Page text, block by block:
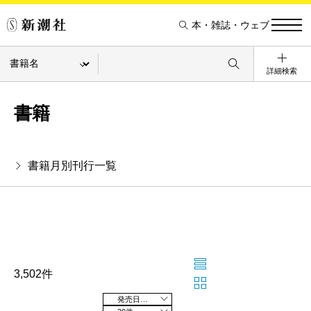
本・雑誌・ウェブ
詳細検索
書籍
書籍月別刊行一覧
3,502件